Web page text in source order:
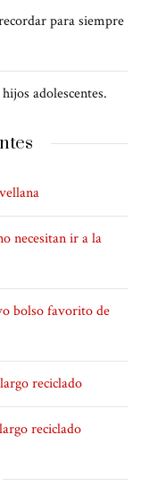
para siempre
adolescentes.
necesitan ir a la
bolso favorito de
reciclado
reciclado